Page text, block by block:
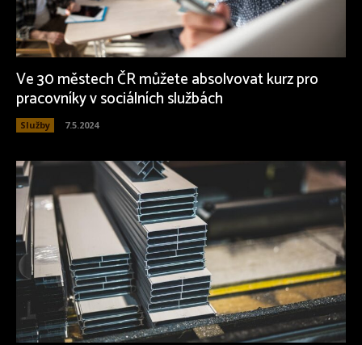
Ve 30 městech ČR můžete absolvovat kurz pro
pracovníky v sociálních službách
Služby 7.5.2024